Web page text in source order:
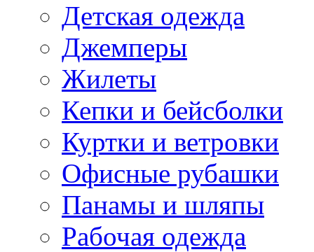
Детская одежда
Джемперы
Жилеты
Кепки и бейсболки
Куртки и ветровки
Офисные рубашки
Панамы и шляпы
Рабочая одежда